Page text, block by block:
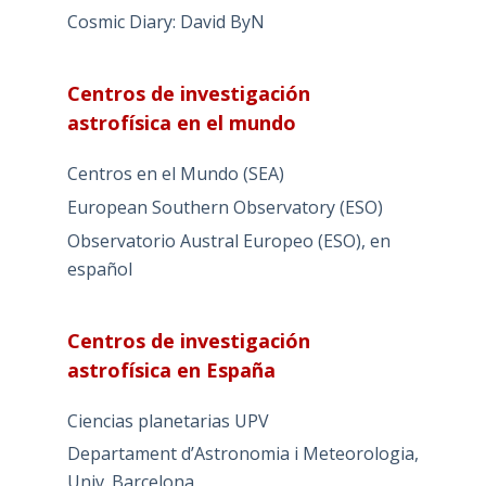
Cosmic Diary: David ByN
Centros de investigación
astrofísica en el mundo
Centros en el Mundo (SEA)
European Southern Observatory (ESO)
Observatorio Austral Europeo (ESO), en
español
Centros de investigación
astrofísica en España
Ciencias planetarias UPV
Departament d’Astronomia i Meteorologia,